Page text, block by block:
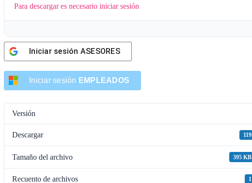
Para descargar es necesario iniciar sesión
Iniciar sesión ASESORES
Iniciar sesión EMPLEADOS
Versión
Descargar 119
Tamaño del archivo 395 KB
Recuento de archivos 1